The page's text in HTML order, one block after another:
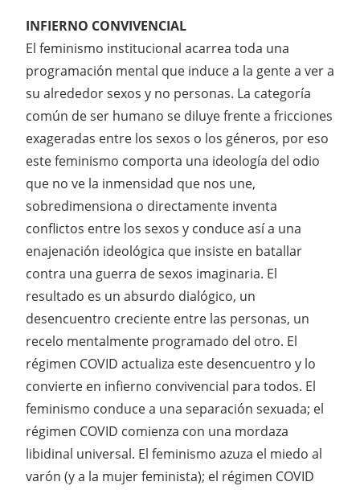
INFIERNO CONVIVENCIAL
El feminismo institucional acarrea toda una
programación mental que induce a la gente a ver a
su alrededor sexos y no personas. La categoría
común de ser humano se diluye frente a fricciones
exageradas entre los sexos o los géneros, por eso
este feminismo comporta una ideología del odio
que no ve la inmensidad que nos une,
sobredimensiona o directamente inventa
conflictos entre los sexos y conduce así a una
enajenación ideológica que insiste en batallar
contra una guerra de sexos imaginaria. El
resultado es un absurdo dialógico, un
desencuentro creciente entre las personas, un
recelo mentalmente programado del otro. El
régimen COVID actualiza este desencuentro y lo
convierte en infierno convivencial para todos. El
feminismo conduce a una separación sexuada; el
régimen COVID comienza con una mordaza
libidinal universal. El feminismo azuza el miedo al
varón (y a la mujer feminista); el régimen COVID